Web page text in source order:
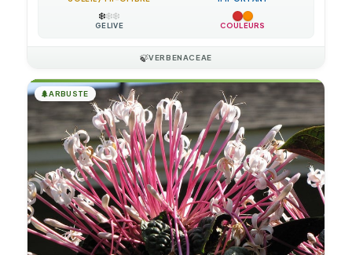
❄️❄️❄️
GÉLIVE COULEURS
🍃VERBENACEAE
🌲ARBUSTE